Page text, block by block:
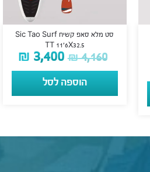
סט מלא סאפ קשיח Sic Tao Surf
TT 11’6X32.5
₪4,160
₪ 3,400
הוספה לסל